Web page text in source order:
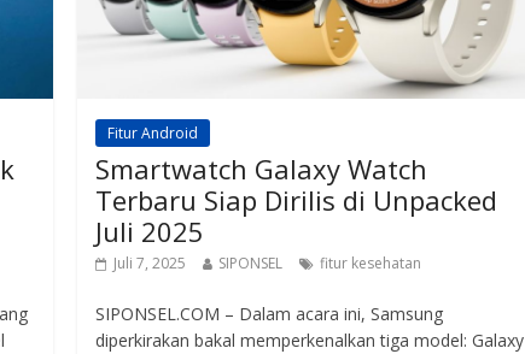
Fitur Android
Smartwatch Galaxy Watch
Terbaru Siap Dirilis di Unpacked
Juli 2025
Juli 7, 2025 SIPONSEL fitur kesehatan
SIPONSEL.COM – Dalam acara ini, Samsung
diperkirakan bakal memperkenalkan tiga model: Galaxy